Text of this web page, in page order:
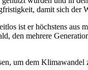
damit sich der
ist er höchstens aus
den mehrere
um dem